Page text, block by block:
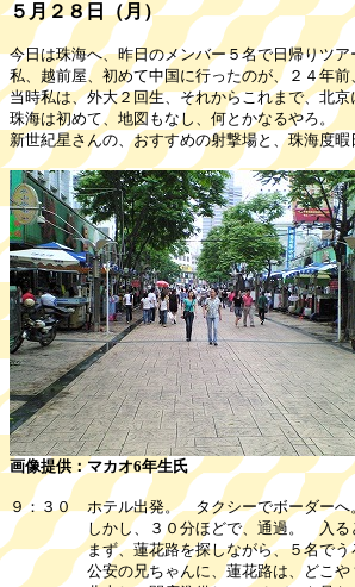
５月２８日（月）
今日は珠海へ、昨日のメンバー５名で日帰りツア
私、越前屋、初めて中国に行ったのが、２４年
当時私は、外大２回生、それからこれまで、北
珠海は初めて、地図もなし、何とかなるやろ。
新世紀星さんの、おすすめの射撃場と、珠海度暇
画像提供：マカオ6年生氏
９：３０ ホテル出発。 タクシーでボーダー
しかし、３０分ほどで、通過。 入ると、
まず、蓮花路を探しながら、５名でうろう
公安の兄ちゃんに、蓮花路は、どこや？